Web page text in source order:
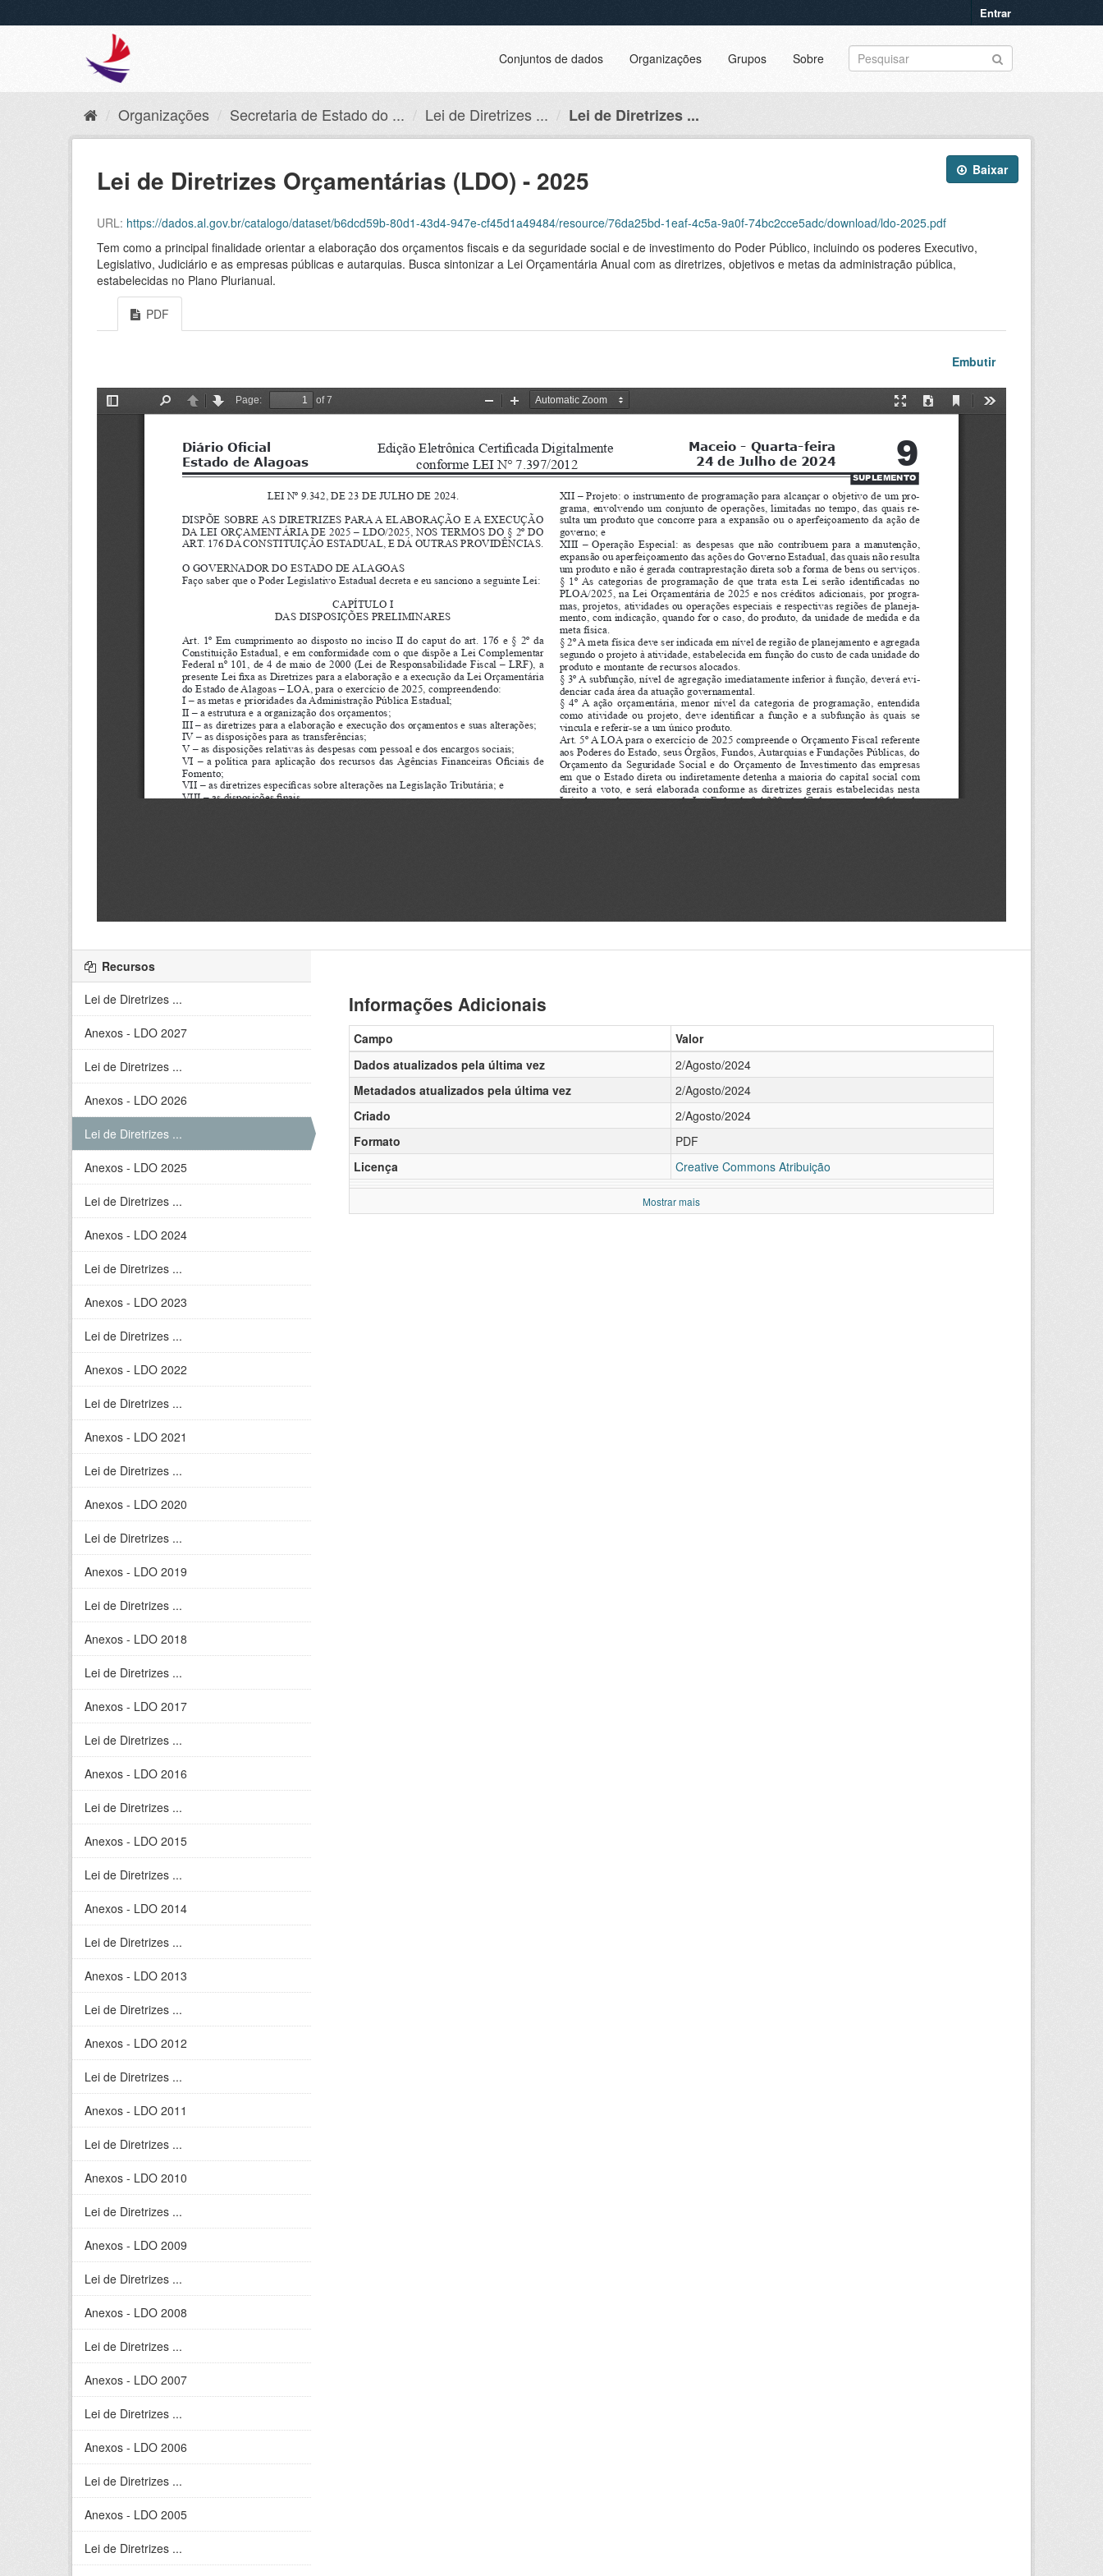
Entrar
Conjuntos de dados Organizações Grupos Sobre
Organizações Secretaria de Estado do ... Lei de Diretrizes ... Lei de Diretrizes ...
Baixar
Lei de Diretrizes Orçamentárias (LDO) - 2025
URL: https://dados.al.gov.br/catalogo/dataset/b6dcd59b-80d1-43d4-947e-cf45d1a49484/resource/76da25bd-1eaf-4c5a-9a0f-74bc2cce5adc/download/ldo-2025.pdf
Tem como a principal finalidade orientar a elaboração dos orçamentos fiscais e da seguridade social e de investimento do Poder Público, incluindo os poderes Executivo,
Legislativo, Judiciário e as empresas públicas e autarquias. Busca sintonizar a Lei Orçamentária Anual com as diretrizes, objetivos e metas da administração pública,
estabelecidas no Plano Plurianual.
PDF
Embutir
Recursos
Lei de Diretrizes ...
Anexos - LDO 2027
Lei de Diretrizes ...
Anexos - LDO 2026
Lei de Diretrizes ...
Anexos - LDO 2025
Lei de Diretrizes ...
Anexos - LDO 2024
Lei de Diretrizes ...
Anexos - LDO 2023
Lei de Diretrizes ...
Anexos - LDO 2022
Lei de Diretrizes ...
Anexos - LDO 2021
Lei de Diretrizes ...
Anexos - LDO 2020
Lei de Diretrizes ...
Anexos - LDO 2019
Lei de Diretrizes ...
Anexos - LDO 2018
Lei de Diretrizes ...
Anexos - LDO 2017
Lei de Diretrizes ...
Anexos - LDO 2016
Lei de Diretrizes ...
Anexos - LDO 2015
Lei de Diretrizes ...
Anexos - LDO 2014
Lei de Diretrizes ...
Anexos - LDO 2013
Lei de Diretrizes ...
Anexos - LDO 2012
Lei de Diretrizes ...
Anexos - LDO 2011
Lei de Diretrizes ...
Anexos - LDO 2010
Lei de Diretrizes ...
Anexos - LDO 2009
Lei de Diretrizes ...
Anexos - LDO 2008
Lei de Diretrizes ...
Anexos - LDO 2007
Lei de Diretrizes ...
Anexos - LDO 2006
Lei de Diretrizes ...
Anexos - LDO 2005
Lei de Diretrizes ...
Informações Adicionais
Campo
Valor
Dados atualizados pela última vez
2/Agosto/2024
Metadados atualizados pela última vez
2/Agosto/2024
Criado
2/Agosto/2024
Formato
PDF
Licença
Creative Commons Atribuição
Mostrar mais